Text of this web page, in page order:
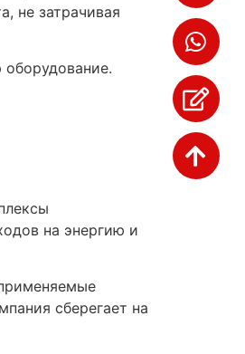
не затрачивая
оборудование.
на энергию и
сберегает на